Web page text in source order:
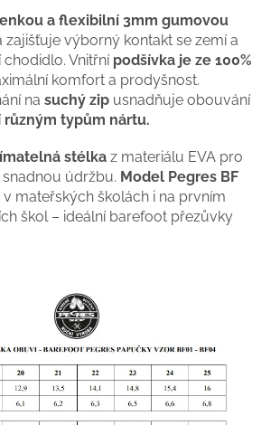
a flexibilní 3mm gumovou
zajišťuje výborný kontakt se zemí a
Vnitřní podšívka je ze 100%
komfort a prodyšnost.
na suchý zip usnadňuje obouvání
různým typům nártu.
stélka z materiálu EVA pro
údržbu. Model Pegres BF
v mateřských školách i na prvním
škol – ideální barefoot přezůvky